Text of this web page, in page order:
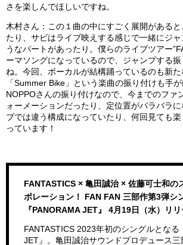
さを楽しんでほしいですね。
木村さん：この１曲の中にすごく展開がある
たり、サビはライブ映えする感じで一緒にジ
うなパートがあったり。僕らのライブツアー
ーマソングになっているので、ジャンプする
ね。今回、ボーカルが結構踊っているのも新た
「Summer Bike」という楽曲の振り付けも手
NOPPOさんの振り付けなので、今までのファ
ォーメーションだったり、定位置がバラバラ
ブでは違う構成になっていたり、何回見ても
っています！
FANTASTICS × ⻲⽥誠治 × 佐藤可⼠和の
ボレーション！ FAN FAN 三部作第3弾シ
『PANORAMA JET』 4月19日（水）リリ
FANTASTICS 2023年初のシングルとなる
JET』。⻲⽥誠治サウンドプロデュース三